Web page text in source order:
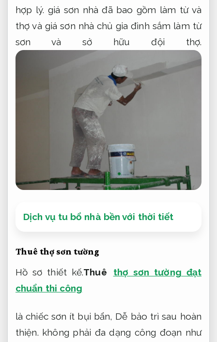
hợp lý. giá sơn nhà đã bao gồm làm từ và
thợ và giá sơn nhà chủ gia đình sắm làm từ
sơn và sở hữu đội thợ.
Dịch vụ tu bổ nhà bền với thời tiết
Thuê thợ sơn tường
Hồ sơ thiết kế.Thuê
thợ sơn tường đạt
chuẩn thi công
là chiếc sơn ít bụi bẩn, Dễ bảo trì sau hoàn
thiện. không phải đa dạng công đoạn như